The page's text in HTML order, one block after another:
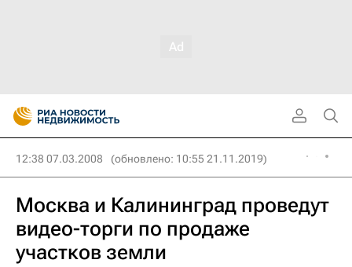
12:38 07.03.2008 (обновлено: 10:55 21.11.2019)
Москва и Калининград проведут
видео-торги по продаже
участков земли